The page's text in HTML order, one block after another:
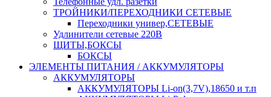
ТРОЙНИКИ/ПЕРЕХОДНИКИ СЕТЕВЫЕ
Переходники универ,СЕТЕВЫЕ
Удлинители сетевые 220В
ЩИТЫ,БОКСЫ
БОКСЫ
ЭЛЕМЕНТЫ ПИТАНИЯ / АККУМУЛЯТОРЫ
АККУМУЛЯТОРЫ
АККУМУЛЯТОРЫ Li-on(3,7V),18650 и т.п